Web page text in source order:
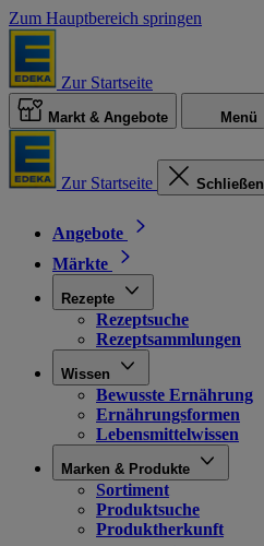
Zum Hauptbereich springen
Zur Startseite
Markt & Angebote Menü
Zur Startseite Schließen
Angebote
Märkte
Rezepte
Rezeptsuche
Rezeptsammlungen
Wissen
Bewusste Ernährung
Ernährungsformen
Lebensmittelwissen
Marken & Produkte
Sortiment
Produktsuche
Produktherkunft